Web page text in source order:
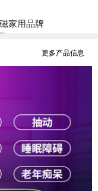
家用品牌
的区别
更多产品信息